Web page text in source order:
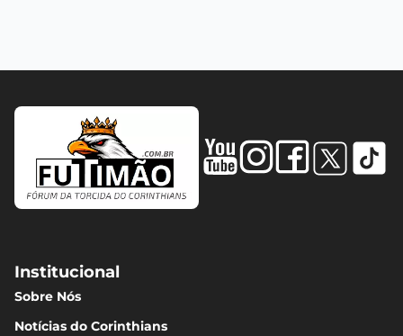
Institucional
Sobre Nós
Notícias do Corinthians